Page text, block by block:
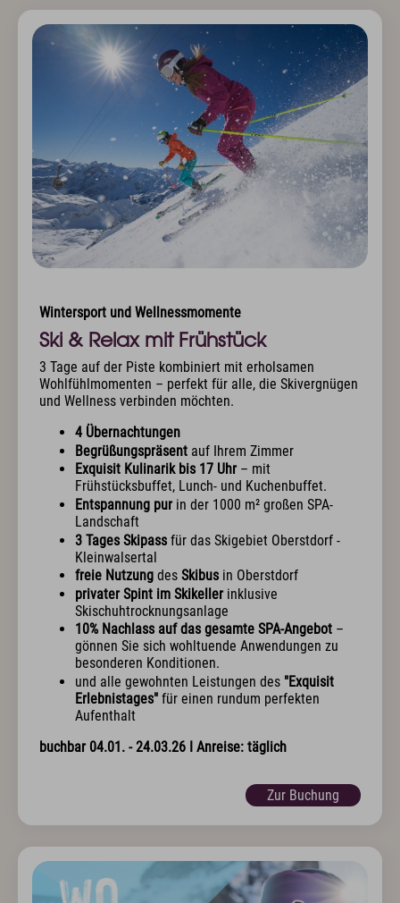
Wintersport und Wellnessmomente
Ski & Relax mit Frühstück
3 Tage auf der Piste kombiniert mit erholsamen
Wohlfühlmomenten – perfekt für alle, die Skivergnügen
und Wellness verbinden möchten.
4 Übernachtungen
Begrüßungspräsent auf Ihrem Zimmer
Exquisit Kulinarik bis 17 Uhr – mit
Frühstücksbuffet, Lunch- und Kuchenbuffet.
Entspannung pur in der 1000 m² großen SPA-
Landschaft
3 Tages Skipass für das Skigebiet Oberstdorf -
Kleinwalsertal
freie Nutzung des Skibus in Oberstdorf
privater Spint im Skikellerinklusive
Skischuhtrocknungsanlage
10% Nachlass auf das gesamte SPA-Angebot –
gönnen Sie sich wohltuende Anwendungen zu
besonderen Konditionen.
und alle gewohnten Leistungen des "Exquisit
Erlebnistages" für einen rundum perfekten
Aufenthalt
buchbar 04.01. - 24.03.26 I Anreise: täglich
Zur Buchung